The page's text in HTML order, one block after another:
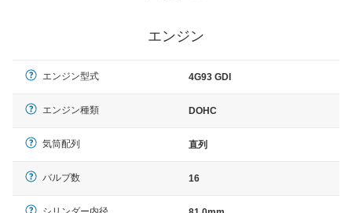
エンジン
エンジン型式 4G93 GDI
エンジン種類 DOHC
気筒配列 直列
バルブ数 16